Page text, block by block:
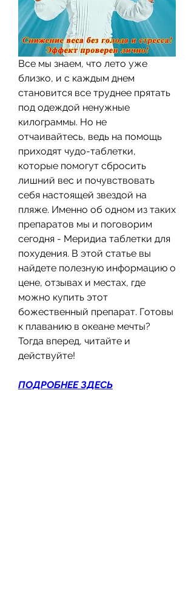
Все мы знаем, что лето уже
близко, и с каждым днем
становится все труднее прятать
под одеждой ненужные
килограммы. Но не
отчаивайтесь, ведь на помощь
приходят чудо-таблетки,
которые помогут сбросить
лишний вес и почувствовать
себя настоящей звездой на
пляже. Именно об одном из таких
препаратов мы и поговорим
сегодня - Меридиа таблетки для
похудения. В этой статье вы
найдете полезную информацию о
цене, отзывах и местах, где
можно купить этот
божественный препарат. Готовы
к плаванию в океане мечты?
Тогда вперед, читайте и
действуйте!
ПОДРОБНЕЕ ЗДЕСЬ